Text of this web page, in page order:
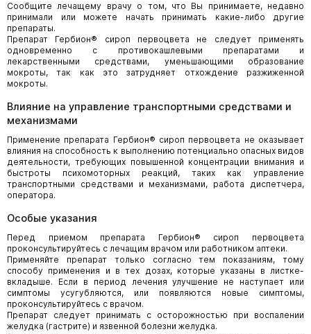
Сообщите лечащему врачу о том, что Вы принимаете, недавно
принимали или можете начать принимать какие-либо другие
препараты.
Препарат Гербион® сироп первоцвета не следует применять
одновременно с противокашлевыми препаратами и
лекарственными средствами, уменьшающими образование
мокроты, так как это затрудняет отхождение разжиженной
мокроты.
Влияние на управление транспортными средствами и
механизмами
Применение препарата Гербион® сироп первоцвета не оказывает
влияния на способность к выполнению потенциально опасных видов
деятельности, требующих повышенной концентрации внимания и
быстроты психомоторных реакций, таких как управление
транспортными средствами и механизмами, работа диспетчера,
оператора.
Особые указания
Перед приемом препарата Гербион® сироп первоцвета
проконсультируйтесь с лечащим врачом или работником аптеки.
Применяйте препарат только согласно тем показаниям, тому
способу применения и в тех дозах, которые указаны в листке-
вкладыше. Если в период лечения улучшение не наступает или
симптомы усугубляются, или появляются новые симптомы,
проконсультируйтесь с врачом.
Препарат следует принимать с осторожностью при воспалении
желудка (гастрите) и язвенной болезни желудка.